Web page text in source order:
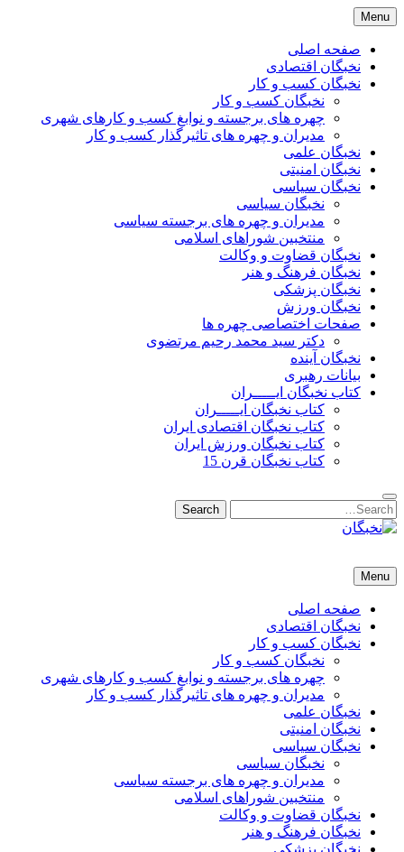
Skip
to
content
Menu
صفحه اصلی
نخبگان اقتصادی
نخبگان کسب و کار
نخبگان کسب و کار
چهره های برجسته و نوابغ کسب و کارهای شهری
مدیران و چهره های تاثیرگذار کسب و کار
نخبگان علمی
نخبگان امنیتی
نخبگان سیاسی
نخبگان سیاسی
مدیران و چهره های برجسته سیاسی
منتخبین شوراهای اسلامی
نخبگان قضاوت و وکالت
نخبگان فرهنگ و هنر
نخبگان پزشکی
نخبگان ورزش
صفحات اختصاصی چهره ها
دکتر سید محمد رحیم مرتضوی
نخبگان آینده
بیانات رهبری
کتاب نخبگان ایـــــران
کتاب نخبگان ایـــــران
کتاب نخبگان اقتصادی ایران
کتاب نخبگان ورزش ایران
کتاب نخبگان قرن 15
Search
for:
Search
نخبگان تایمز/ کتاب نخبگان + پورتال رسمی کتاب نخبگان ایران –
ورزش ایران – کتاب نخبگان کسب و کار ایران – کتاب نخبگان ایران
Menu
صفحه اصلی
نخبگان اقتصادی
نخبگان کسب و کار
نخبگان کسب و کار
چهره های برجسته و نوابغ کسب و کارهای شهری
مدیران و چهره های تاثیرگذار کسب و کار
نخبگان علمی
نخبگان امنیتی
نخبگان سیاسی
نخبگان سیاسی
مدیران و چهره های برجسته سیاسی
منتخبین شوراهای اسلامی
نخبگان قضاوت و وکالت
نخبگان فرهنگ و هنر
نخبگان پزشکی